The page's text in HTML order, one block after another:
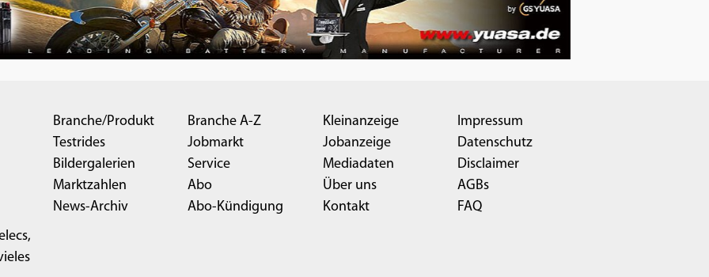
Branche/Produkt
Testrides
Bildergalerien
Marktzahlen
News-Archiv
Branche A-Z
Jobmarkt
Service
Abo
Abo-Kündigung
Kleinanzeige
Jobanzeige
Mediadaten
Über uns
Kontakt
Impressum
Datenschutz
Disclaimer
AGBs
FAQ